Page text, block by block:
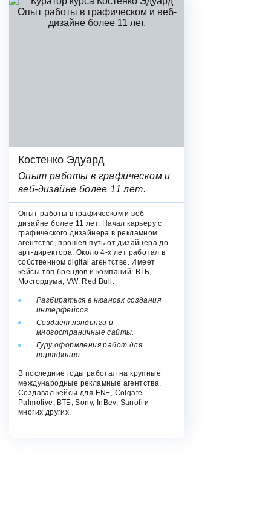
Костенко Эдуард
Опыт работы в графическом и
веб-дизайне более 11 лет.
Опыт работы в графическом и веб-
дизайне более 11 лет. Начал карьеру с
графического дизайнера в рекламном
агентстве, прошел путь от дизайнера до
арт-директора. Около 4-х лет работал в
собственном digital агентстве. Имеет
кейсы топ брендов и компаний: ВТБ,
Мосгордума, VW, Red Bull.
Разбираться в нюансах создания
интерфейсов.
Создаёт лэндинги и
многостраничные сайты.
Гуру оформления работ для
портфолио.
В последние годы работал на крупные
международные рекламные агентства.
Создавал кейсы для EN+, Colgate-
Palmolive, ВТБ, Sony, InBev, Sanofi и
многих других.